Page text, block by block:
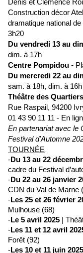
Denis et Clémence
Construction décor
dramatique national
3h20
Du vendredi 13 au
dim. à 17h
Centre Pompidou -
Du mercredi 22 au
sam. à 18h, dim. à 16h
Théâtre des
Rue Raspail, 94200
01 43 90 11 11 - En
En partenariat avec le
Festival d'Automne
TOURNÉE
-Du 13 au 22
cadre du Festival
-Du 22 au 26 janvier
CDN du Val de Marne
-Les 25 et 26 février
Mulhouse (68)
-Le 5 avril 2025 |
-Les 11 et 12 avril
Forêt (92)
-Les 10 et 11 juin 2025